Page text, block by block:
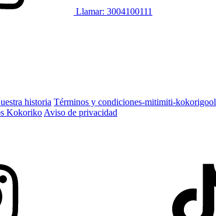
Llamar: 3004100111
historia Términos y condiciones-mitimiti-kokorigool
Kokoriko Aviso de privacidad